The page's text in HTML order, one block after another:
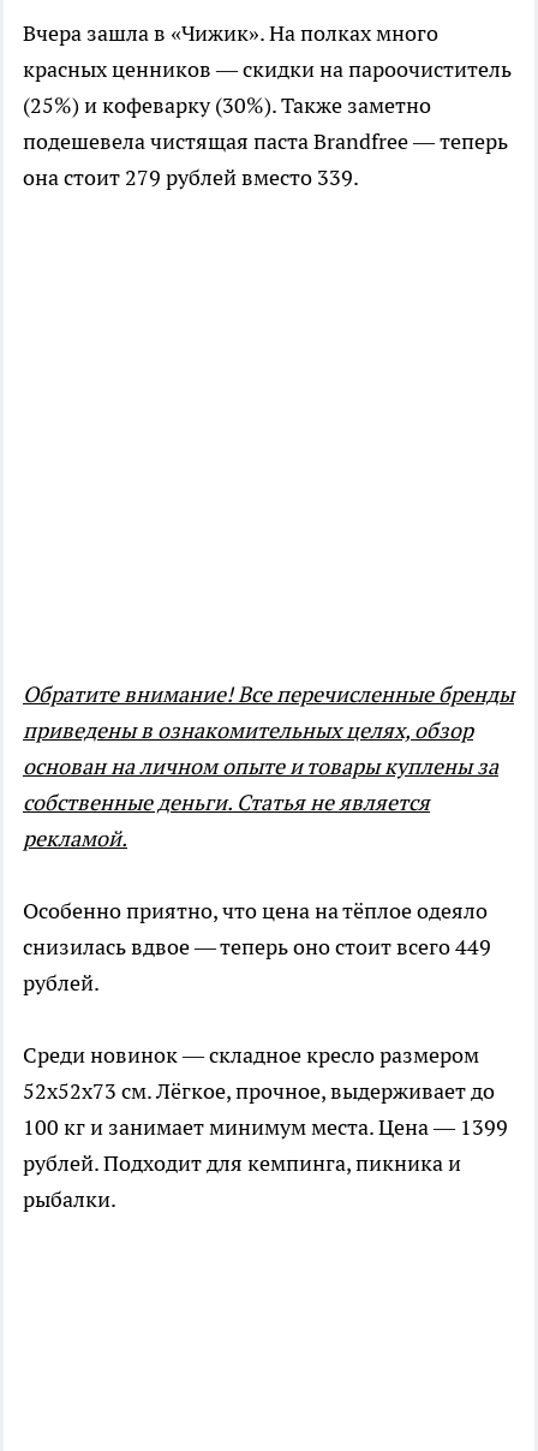
Вчера зашла в «Чижик». На полках много
красных ценников — скидки на пароочиститель
(25%) и кофеварку (30%). Также заметно
подешевела чистящая паста Brandfree — теперь
она стоит 279 рублей вместо 339.
Обратите внимание! Все перечисленные бренды
приведены в ознакомительных целях, обзор
основан на личном опыте и товары куплены за
собственные деньги. Статья не является
рекламой.
Особенно приятно, что цена на тёплое одеяло
снизилась вдвое — теперь оно стоит всего 449
рублей.
Среди новинок — складное кресло размером
52х52х73 см. Лёгкое, прочное, выдерживает до
100 кг и занимает минимум места. Цена — 1399
рублей. Подходит для кемпинга, пикника и
рыбалки.